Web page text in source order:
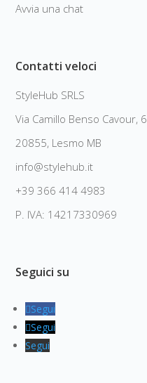
Avvia una chat
Contatti veloci
StyleHub SRLS
Via Camillo Benso Cavour, 6
20855, Lesmo MB
info@stylehub.it
+39 366 414 4983
P. IVA: 14217330969
Seguici su
Segui
Segui
Segui